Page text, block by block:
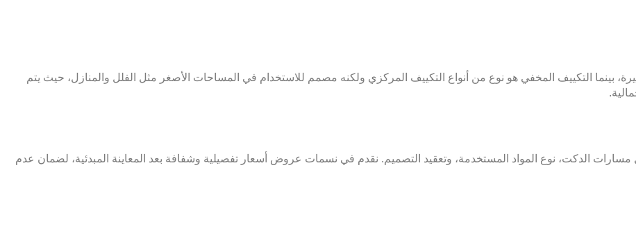
بينما التكييف المخفي هو نوع من أنواع التكييف المركزي ولكنه مصمم للاستخدام في المساحات الأصغر مثل الفلل والمنازل، حيث يتم
مسارات الدكت، نوع المواد المستخدمة، وتعقيد التصميم. نقدم في نسمات عروض أسعار تفصيلية وشفافة بعد المعاينة المبدئية، لضمان عدم